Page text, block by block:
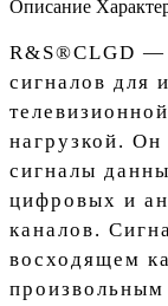
Описание
R&S®CLGD —
сигналов для
нагрузкой.
сигналы
цифровых и
каналов.
восходящем